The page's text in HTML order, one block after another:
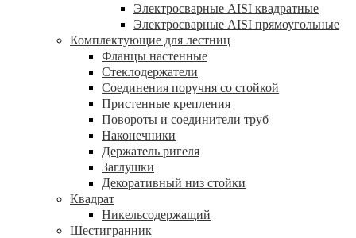
Электросварные AISI квадратные
Электросварные AISI прямоугольные
Комплектующие для лестниц
Фланцы настенные
Стеклодержатели
Соединения поручня со стойкой
Пристенные крепления
Повороты и соединители труб
Наконечники
Держатель ригеля
Заглушки
Декоративный низ стойки
Квадрат
Никельсодержащий
Шестигранник